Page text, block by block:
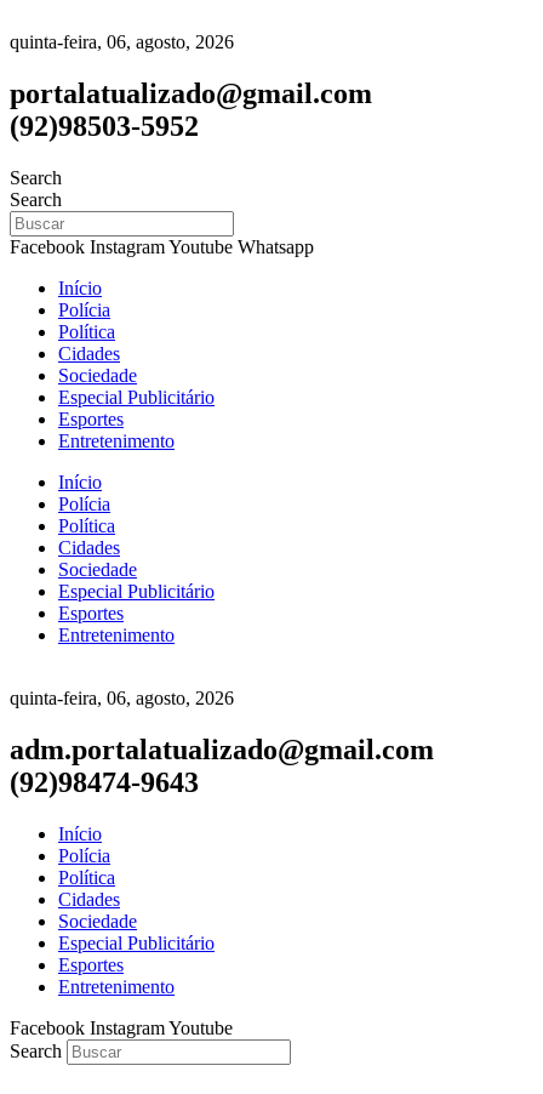
quinta-feira, 06, agosto, 2026
portalatualizado@gmail.com
(92)98503-5952
Search
Search
Facebook InstagramYoutube Whatsapp
Início
Polícia
Política
Cidades
Sociedade
Especial Publicitário
Esportes
Entretenimento
Início
Polícia
Política
Cidades
Sociedade
Especial Publicitário
Esportes
Entretenimento
quinta-feira, 06, agosto, 2026
adm.portalatualizado@gmail.com
(92)98474-9643
Início
Polícia
Política
Cidades
Sociedade
Especial Publicitário
Esportes
Entretenimento
Facebook InstagramYoutube
Search